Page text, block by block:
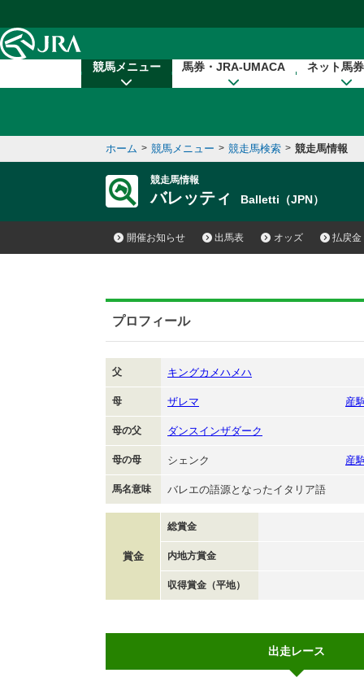
競馬メニュー 馬券・JRA-UMACA ネット馬
ホーム > 競馬メニュー > 競走馬検索 > 競走馬情報
競走馬情報
バレッティ Balletti（JPN）
開催お知らせ 出馬表 オッズ 払戻金
プロフィール
父 キングカメハメハ
母 ザレマ 産
母の父 ダンスインザダーク
母の母 シェンク 産
馬名意味 バレエの語源となったイタリア語
賞金
総賞金
内地方賞金
収得賞金（平地）
出走レース